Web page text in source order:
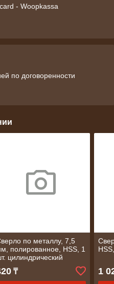
- Woopkassa
по договоренности
по металлу, 7,5
полированное, HSS, 1
цилиндрический
₸ 1